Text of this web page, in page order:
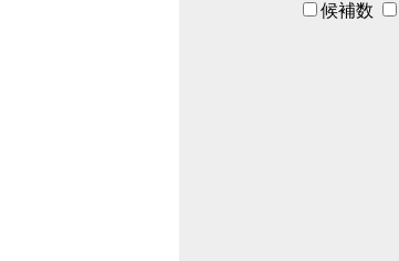
候補数